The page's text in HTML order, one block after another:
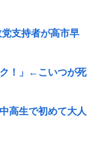
支持者が高市早
！」←こいつが死
高生で初めて大人